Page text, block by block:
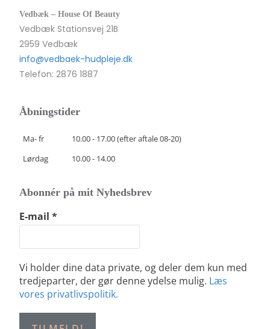
Vedbæk – House Of Beauty
Vedbæk Stationsvej 21B
2959 Vedbæk
info@vedbaek-hudpleje.dk
Telefon: 2876 1887
Åbningstider
Ma- fr
10.00 - 17.00 (efter aftale 08-20)
Lørdag
10.00 - 14.00
Abonnér på mit Nyhedsbrev
E-mail*
Vi holder dine data private, og deler dem kun med
tredjeparter, der gør denne ydelse mulig. Læs
vores privatlivspolitik.